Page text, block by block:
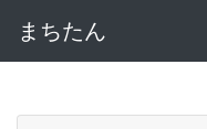
まちたん